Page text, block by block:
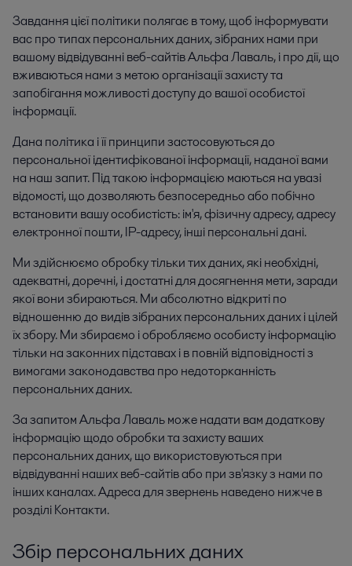
Завдання цієї політики полягає в тому, щоб інформувати
вас про типах персональних даних, зібраних нами при
вашому відвідуванні веб-сайтів Альфа Лаваль, і про дії, що
вживаються нами з метою організації захисту та
запобігання можливості доступу до вашої особистої
інформації.
Дана політика і її принципи застосовуються до
персональної ідентифікованої інформації, наданої вами
на наш запит. Під такою інформацією маються на увазі
відомості, що дозволяють безпосередньо або побічно
встановити вашу особистість: ім'я, фізичну адресу, адресу
електронної пошти, IP-адресу, інші персональні дані.
Ми здійснюємо обробку тільки тих даних, які необхідні,
адекватні, доречні, і достатні для досягнення мети, заради
якої вони збираються. Ми абсолютно відкриті по
відношенню до видів зібраних персональних даних і цілей
їх збору. Ми збираємо і обробляємо особисту інформацію
тільки на законних підставах і в повній відповідності з
вимогами законодавства про недоторканність
персональних даних.
За запитом Альфа Лаваль може надати вам додаткову
інформацію щодо обробки та захисту ваших
персональних даних, що використовуються при
відвідуванні наших веб-сайтів або при зв'язку з нами по
інших каналах. Адреса для звернень наведено нижче в
розділі Контакти.
Збір персональних даних